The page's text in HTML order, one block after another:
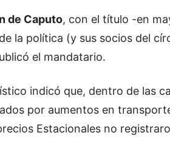
de Caputo, con el título -en
la política (y sus socios del
el mandatario.
indicó que, dentro de las
por aumentos en
Estacionales no